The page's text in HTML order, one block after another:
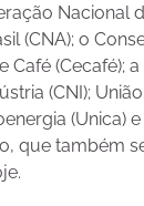
Nacional
(CNA); o
Café (Cecafé);
(CNI);
(Unica)
que também